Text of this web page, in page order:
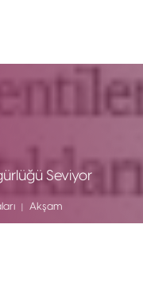
Seviyor
Akşam